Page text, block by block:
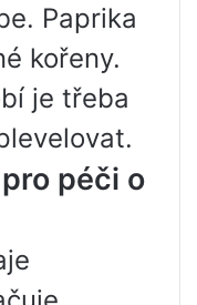
Paprika
kořeny.
je třeba
péči o